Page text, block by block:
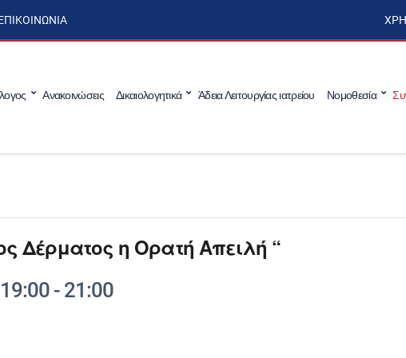
Ανακοινώσεις Δικαιολογητικά Άδεια Λειτουργίας ιατρείου Νομοθεσία
Δέρματος η Ορατή Απειλή “
- 21:00